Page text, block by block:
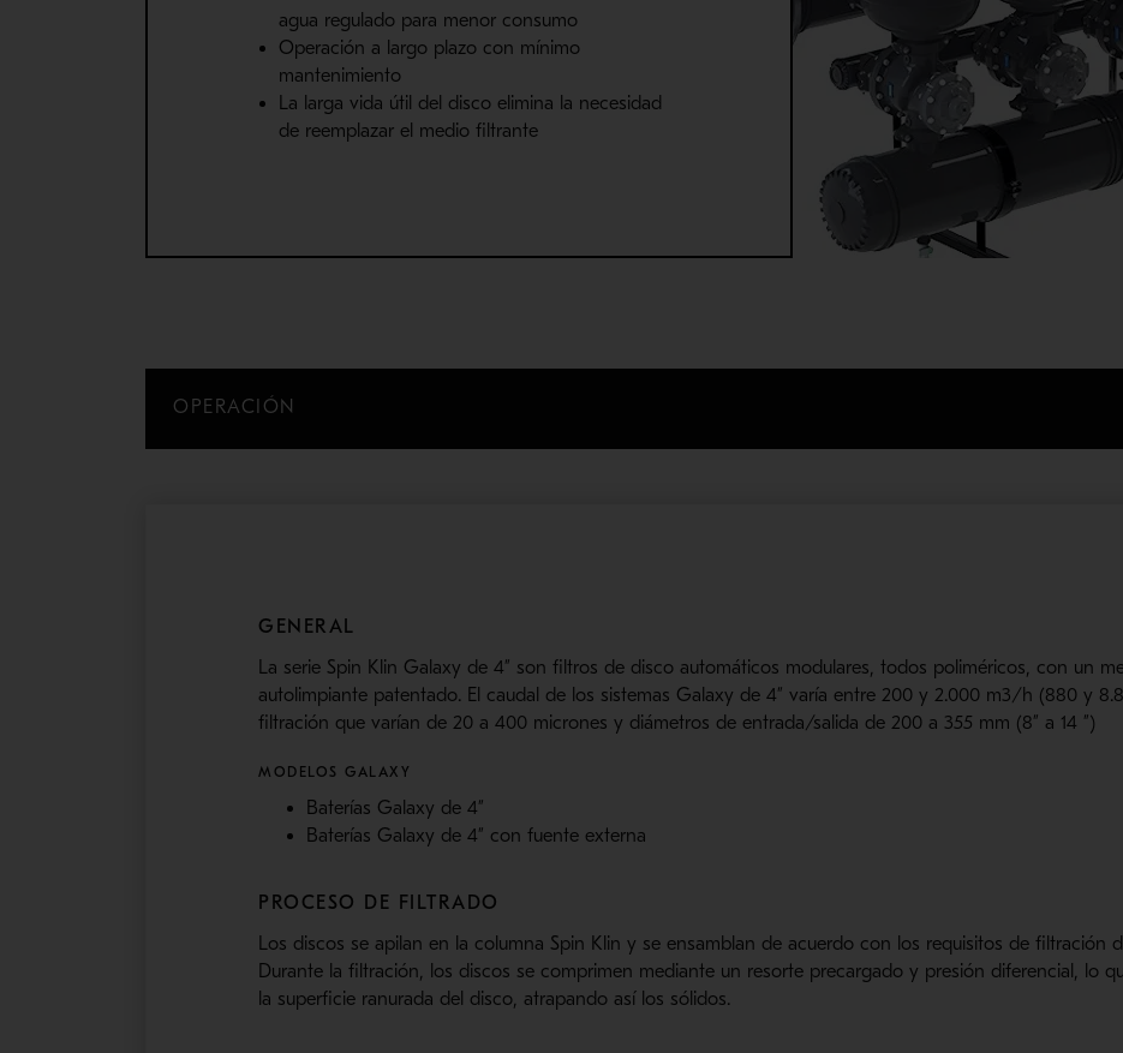
agua regulado para menor consumo
Operación a largo plazo con mínimo
mantenimiento
La larga vida útil del disco elimina la necesidad
de reemplazar el medio filtrante
OPERACIÓN
GENERAL
La serie Spin Klin Galaxy de 4” son filtros de disco automáticos modulares, todos poliméricos, con un
autolimpiante patentado. El caudal de los sistemas Galaxy de 4” varía entre 200 y 2.000 m3/h (880 y
filtración que varían de 20 a 400 micrones y diámetros de entrada/salida de 200 a 355 mm (8” a 14 ”)
MODELOS GALAXY
Baterías Galaxy de 4”
Baterías Galaxy de 4” con fuente externa
PROCESO DE FILTRADO
Los discos se apilan en la columna Spin Klin y se ensamblan de acuerdo con los requisitos de filtración
Durante la filtración, los discos se comprimen mediante un resorte precargado y presión diferencial, lo
la superficie ranurada del disco, atrapando así los sólidos.